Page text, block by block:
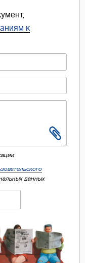
к
данных